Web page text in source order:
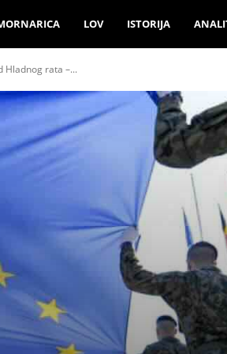
LOV ISTORIJA
Hladnog rata –...